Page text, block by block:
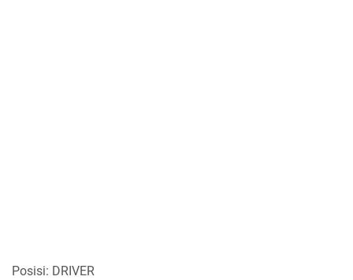
Posisi: DRIVER